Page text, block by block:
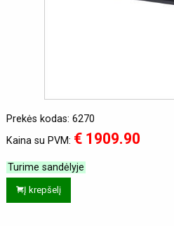
Prekės kodas: 6270
Kaina su PVM: € 1909.90
Turime sandėlyje
Į krepšelį